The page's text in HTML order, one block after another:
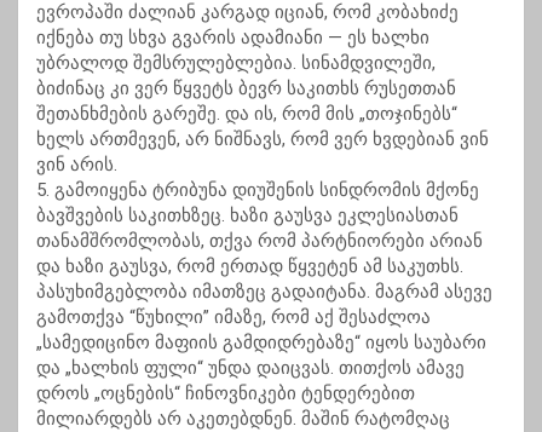
ევროპაში ძალიან კარგად იციან, რომ კობახიძე
იქნება თუ სხვა გვარის ადამიანი — ეს ხალხი
უბრალოდ შემსრულებლებია. სინამდვილეში,
ბიძინაც კი ვერ წყვეტს ბევრ საკითხს რუსეთთან
შეთანხმების გარეშე. და ის, რომ მის „თოჯინებს“
ხელს ართმევენ, არ ნიშნავს, რომ ვერ ხვდებიან ვინ
ვინ არის.
5. გამოიყენა ტრიბუნა დიუშენის სინდრომის მქონე
ბავშვების საკითხზეც. ხაზი გაუსვა ეკლესიასთან
თანამშრომლობას, თქვა რომ პარტნიორები არიან
და ხაზი გაუსვა, რომ ერთად წყვეტენ ამ საკუთხს.
პასუხიმგებლობა იმათზეც გადაიტანა. მაგრამ ასევე
გამოთქვა “წუხილი” იმაზე, რომ აქ შესაძლოა
„სამედიცინო მაფიის გამდიდრებაზე“ იყოს საუბარი
და „ხალხის ფული“ უნდა დაიცვას. თითქოს ამავე
დროს „ოცნების“ ჩინოვნიკები ტენდერებით
მილიარდებს არ აკეთებდნენ. მაშინ რატომღაც